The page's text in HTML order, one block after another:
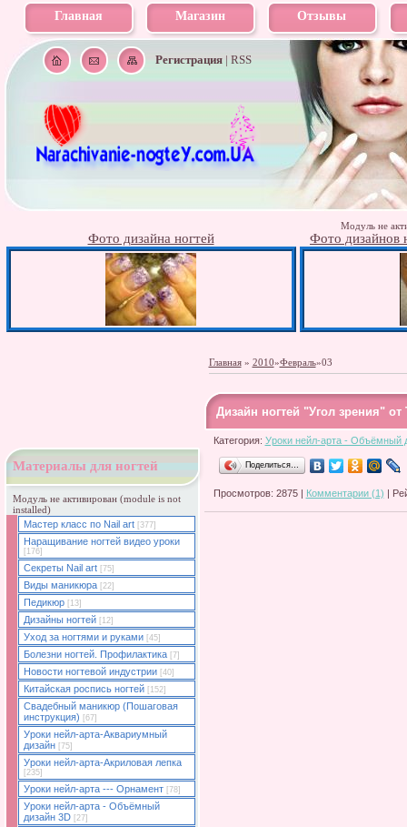
Главная Магазин Отзывы
Регистрация| RSS
Модуль не
Фото дизайна ногтей Фото дизайнов
Главная» 2010»Февраль»03
Дизайн ногтей "Угол зрения"
Категория: Уроки нейл-арта - Объёмный
Поделиться…
Просмотров: 2875 | Комментарии (1) |
Материалы для ногтей
Модуль не активирован (module is not
installed)
Мастер класс по Nail art
[377]
Наращивание ногтей видео уроки
[176]
Секреты Nail art [75]
Виды маникюра [22]
Педикюр [13]
Дизайны ногтей [12]
Уход за ногтями и руками [45]
Болезни ногтей. Профилактика [7]
Новости ногтевой индустрии [40]
Китайская роспись ногтей [152]
Свадебный маникюр (Пошаговая
инструкция)
[67]
Уроки нейл-арта-Аквариумный
дизайн
[75]
Уроки нейл-арта-Акриловая лепка
[235]
Уроки нейл-арта --- Орнамент [78]
Уроки нейл-арта - Объёмный
дизайн 3D
[27]